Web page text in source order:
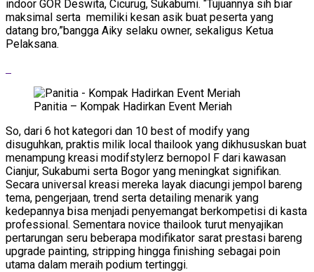
indoor GOR Deswita, Cicurug, Sukabumi. “Tujuannya sih biar
maksimal serta memiliki kesan asik buat peserta yang
datang bro,”bangga Aiky selaku owner, sekaligus Ketua
Pelaksana.
Panitia – Kompak Hadirkan Event Meriah
So, dari 6 hot kategori dan 10 best of modify yang
disuguhkan, praktis milik local thailook yang dikhususkan buat
menampung kreasi modifstylerz bernopol F dari kawasan
Cianjur, Sukabumi serta Bogor yang meningkat signifikan.
Secara universal kreasi mereka layak diacungi jempol bareng
tema, pengerjaan, trend serta detailing menarik yang
kedepannya bisa menjadi penyemangat berkompetisi di kasta
professional. Sementara novice thailook turut menyajikan
pertarungan seru beberapa modifikator sarat prestasi bareng
upgrade painting, stripping hingga finishing sebagai poin
utama dalam meraih podium tertinggi.